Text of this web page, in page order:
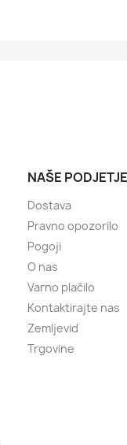
NAŠE PODJETJE
Dostava
Pravno opozorilo
Pogoji
O nas
Varno plačilo
Kontaktirajte nas
Zemljevid
Trgovine